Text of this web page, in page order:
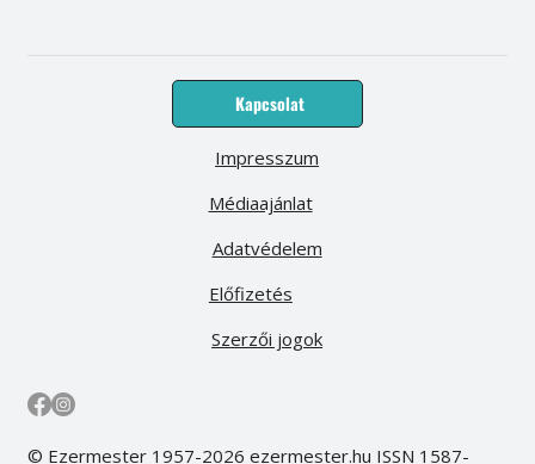
Kapcsolat
Médiaajánlat
Előfizetés
Impresszum
Adatvédelem
Szerzői jogok
© Ezermester 1957-2026 ezermester.hu ISSN 1587-